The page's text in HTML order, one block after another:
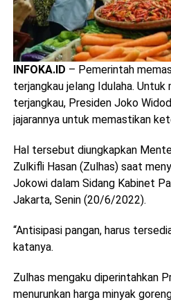
INFOKA.ID – Pemerintah
terjangkau jelang Idulaha. Untuk
terjangkau, Presiden Joko
jajarannya untuk memastikan
Hal tersebut diungkapkan
Zulkifli Hasan (Zulhas) saat
Jokowi dalam Sidang Kabinet
Jakarta, Senin (20/6/2022).
“Antisipasi pangan, harus
katanya.
Zulhas mengaku diperintahkan
menurunkan harga minyak